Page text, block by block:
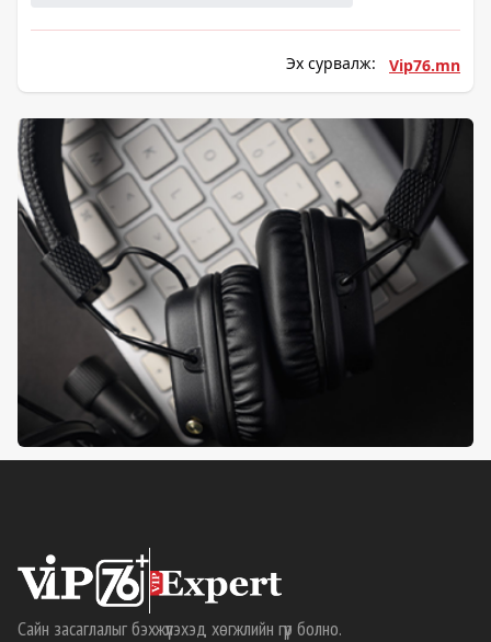
Эх сурвалж: Vip76.mn
Сайн засаглалыг бэхжүүлэхэд хөгжлийн гүүр болно.